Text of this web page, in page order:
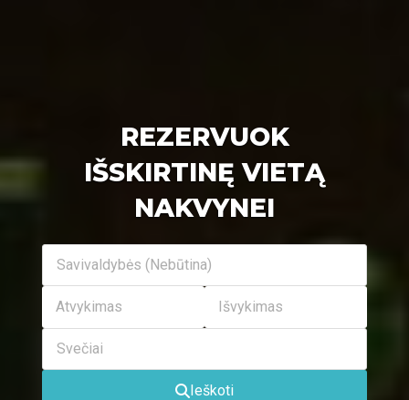
REZERVUOK
IŠSKIRTINĘ VIETĄ
NAKVYNEI
Savivaldybės (Nebūtina)
Svečiai
Ieškoti